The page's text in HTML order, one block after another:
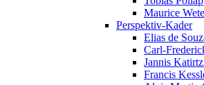
Maurice
Perspektiv-Kader
Elias de
Carl-
Jannis
Francis